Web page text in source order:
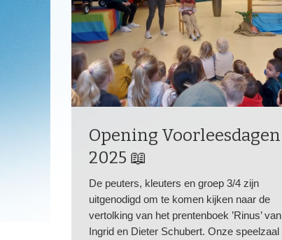
Opening Voorleesdagen
2025 📖
De peuters, kleuters en groep 3/4 zijn
uitgenodigd om te komen kijken naar de
vertolking van het prentenboek ’Rinus’ van
Ingrid en Dieter Schubert. Onze speelzaal